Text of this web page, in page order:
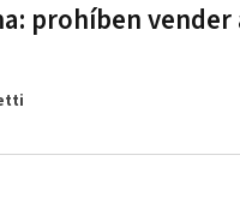
prohíben vender